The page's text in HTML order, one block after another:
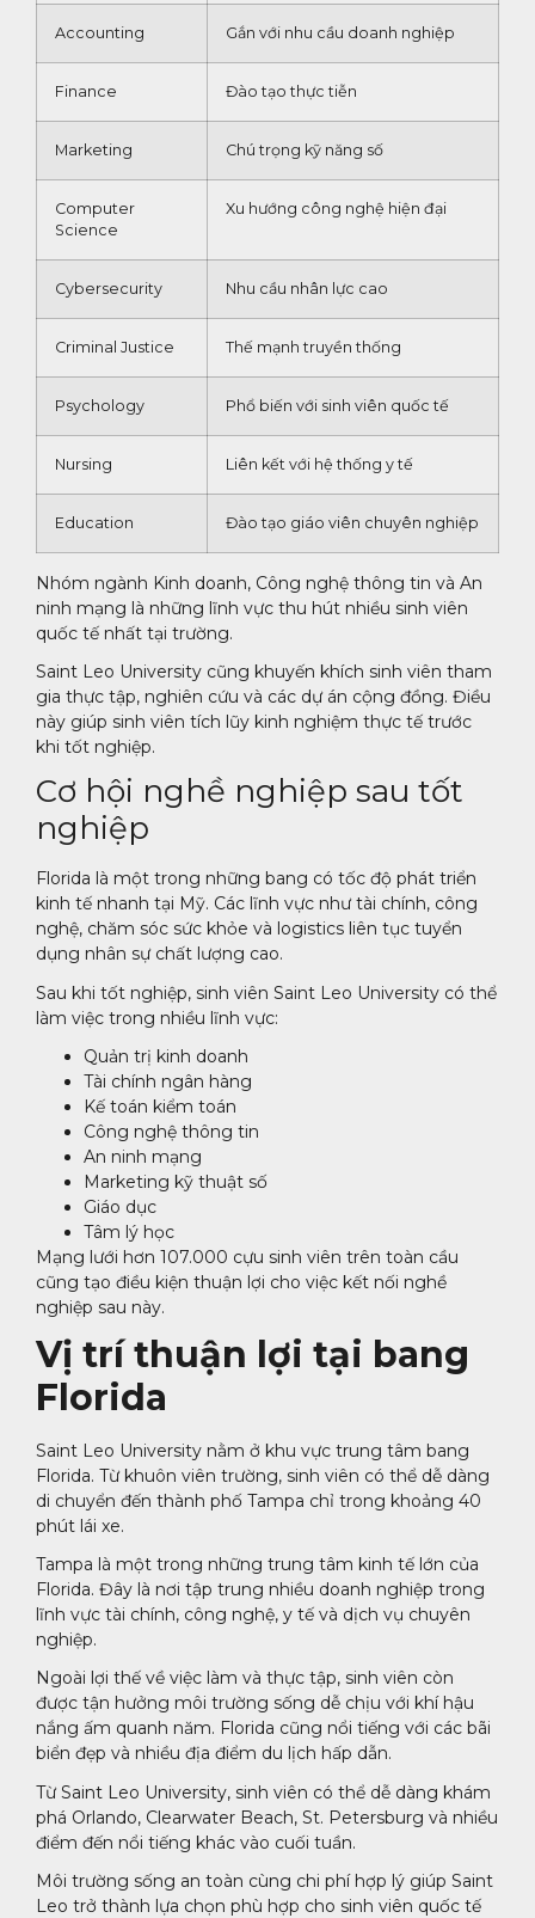
Accounting Gắn với nhu cầu doanh nghiệp
Finance Đào tạo thực tiễn
Marketing Chú trọng kỹ năng số
Computer
Science
Xu hướng công nghệ hiện đại
Cybersecurity Nhu cầu nhân lực cao
Criminal Justice Thế mạnh truyền thống
Psychology Phổ biến với sinh viên quốc tế
Nursing Liên kết với hệ thống y tế
Education Đào tạo giáo viên chuyên nghiệp
Nhóm ngành Kinh doanh, Công nghệ thông tin và An
ninh mạng là những lĩnh vực thu hút nhiều sinh viên
quốc tế nhất tại trường.
Saint Leo University cũng khuyến khích sinh viên tham
gia thực tập, nghiên cứu và các dự án cộng đồng. Điều
này giúp sinh viên tích lũy kinh nghiệm thực tế trước
khi tốt nghiệp.
Cơ hội nghề nghiệp sau tốt
nghiệp
Florida là một trong những bang có tốc độ phát triển
kinh tế nhanh tại Mỹ. Các lĩnh vực như tài chính, công
nghệ, chăm sóc sức khỏe và logistics liên tục tuyển
dụng nhân sự chất lượng cao.
Sau khi tốt nghiệp, sinh viên Saint Leo University có thể
làm việc trong nhiều lĩnh vực:
Quản trị kinh doanh
Tài chính ngân hàng
Kế toán kiểm toán
Công nghệ thông tin
An ninh mạng
Marketing kỹ thuật số
Giáo dục
Tâm lý học
Mạng lưới hơn 107.000 cựu sinh viên trên toàn cầu
cũng tạo điều kiện thuận lợi cho việc kết nối nghề
nghiệp sau này.
Vị trí thuận lợi tại bang
Florida
Saint Leo University nằm ở khu vực trung tâm bang
Florida. Từ khuôn viên trường, sinh viên có thể dễ dàng
di chuyển đến thành phố Tampa chỉ trong khoảng 40
phút lái xe.
Tampa là một trong những trung tâm kinh tế lớn của
Florida. Đây là nơi tập trung nhiều doanh nghiệp trong
lĩnh vực tài chính, công nghệ, y tế và dịch vụ chuyên
nghiệp.
Ngoài lợi thế về việc làm và thực tập, sinh viên còn
được tận hưởng môi trường sống dễ chịu với khí hậu
nắng ấm quanh năm. Florida cũng nổi tiếng với các bãi
biển đẹp và nhiều địa điểm du lịch hấp dẫn.
Từ Saint Leo University, sinh viên có thể dễ dàng khám
phá Orlando, Clearwater Beach, St. Petersburg và nhiều
điểm đến nổi tiếng khác vào cuối tuần.
Môi trường sống an toàn cùng chi phí hợp lý giúp Saint
Leo trở thành lựa chọn phù hợp cho sinh viên quốc tế